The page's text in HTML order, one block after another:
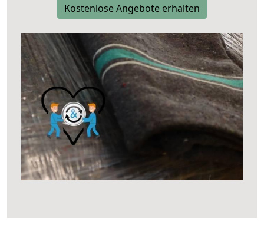
Kostenlose Angebote erhalten